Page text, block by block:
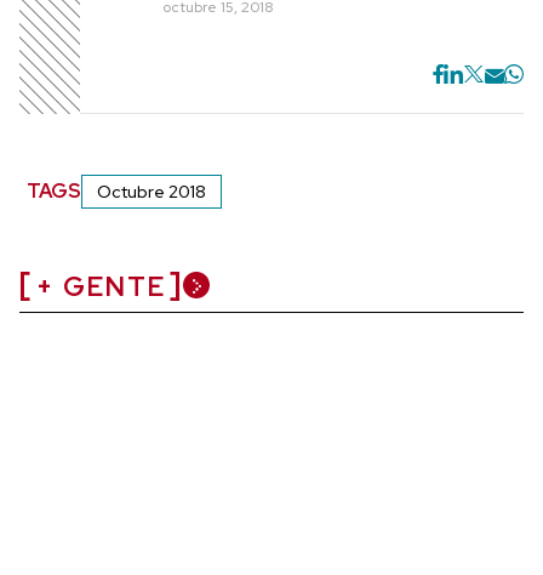
octubre 15, 2018
TAGS Octubre 2018
+ GENTE